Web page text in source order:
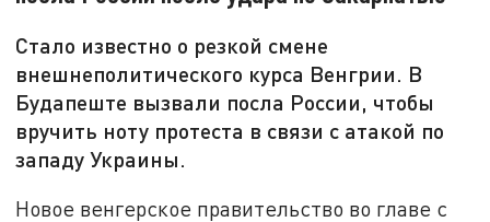
Стало известно о резкой смене
внешнеполитического курса Венгрии. В
Будапеште вызвали посла России, чтобы
вручить ноту протеста в связи с атакой по
западу Украины.
Новое венгерское правительство во главе с